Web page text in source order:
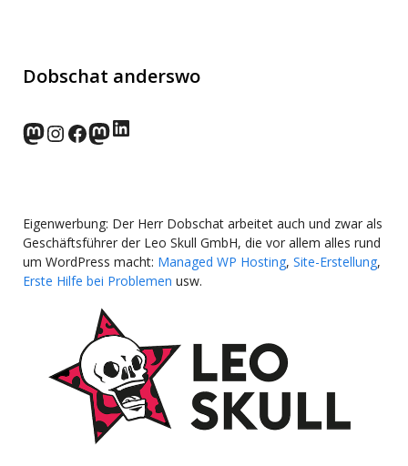
Dobschat anderswo
norden.social
Instagram
Facebook
wp-punks.social
LinkedIn
Eigenwerbung: Der Herr Dobschat arbeitet auch und zwar als
Geschäftsführer der Leo Skull GmbH, die vor allem alles rund
um WordPress macht: Managed WP Hosting, Site-Erstellung,
Erste Hilfe bei Problemen usw.